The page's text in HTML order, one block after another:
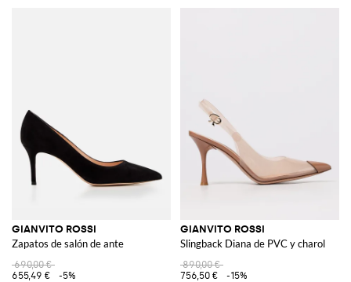
GIANVITO ROSSI
Zapatos de salón de ante
690,00 €
655,49 €
-5%
GIANVITO ROSSI
Slingback Diana de PVC y charol
890,00 €
756,50 €
-15%